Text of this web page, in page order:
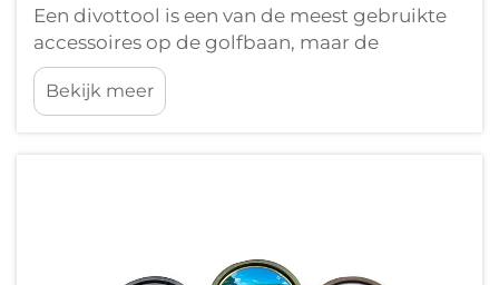
Een divottool is een van de meest gebruikte
accessoires op de golfbaan, maar de
veiligheidskenmerken ervan worden zelden
met het serieuze besef besproken dat ze
verdienen. Golfers pakken tijdens een ronde
Bekijk meer